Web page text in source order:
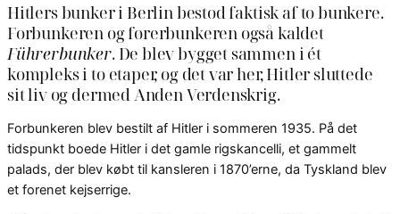
Hitlers bunker i Berlin bestod faktisk af to bunkere.
Forbunkeren og førerbunkeren også kaldet
Führerbunker. De blev bygget sammen i ét
kompleks i to etaper, og det var her, Hitler sluttede
sit liv og dermed Anden Verdenskrig.
Forbunkeren blev bestilt af Hitler i sommeren 1935. På det
tidspunkt boede Hitler i det gamle rigskancelli, et gammelt
palads, der blev købt til kansleren i 1870’erne, da Tyskland blev
et forenet kejserrige.